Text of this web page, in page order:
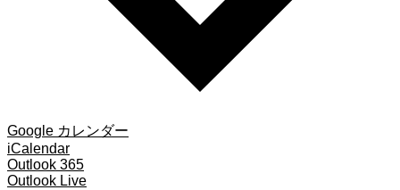
Google カレンダー
iCalendar
Outlook 365
Outlook Live